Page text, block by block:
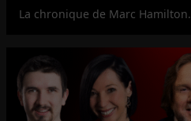
La chronique de Marc Hamilton.